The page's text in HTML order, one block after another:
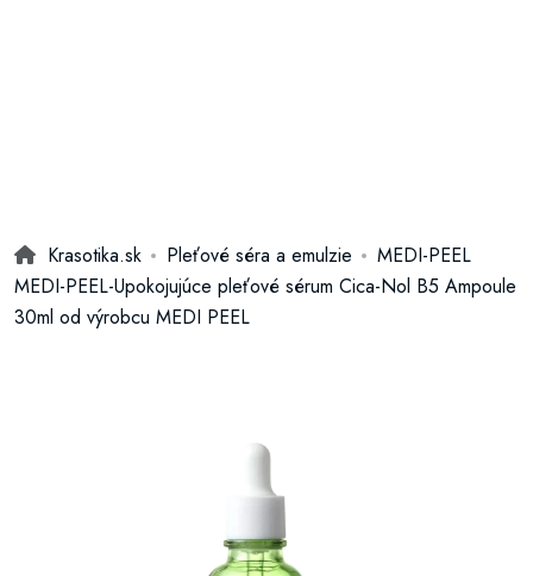
Krasotika.sk Pleťové séra a emulzie
MEDI-PEEL
MEDI-PEEL-Upokojujúce pleťové sérum Cica-Nol B5 Ampoule
30ml od výrobcu MEDI PEEL